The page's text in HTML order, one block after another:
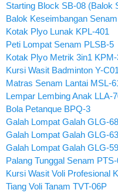
Starting Block SB-08 (Balok
Balok Keseimbangan
Kotak Plyo Lunak KPL-401
Peti Lompat Senam PLSB-5
Kotak Plyo Metrik 3in1 KPM-
Kursi Wasit Badminton Y-C01
Matras Senam Lantai MSL-
Lempar Lembing Anak LLA-
Bola Petanque BPQ-3
Galah Lompat Galah GLG-68
Galah Lompat Galah GLG-63
Galah Lompat Galah GLG-59
Palang Tunggal Senam
Kursi Wasit Voli Profesional
Tiang Voli Tanam TVT-06P